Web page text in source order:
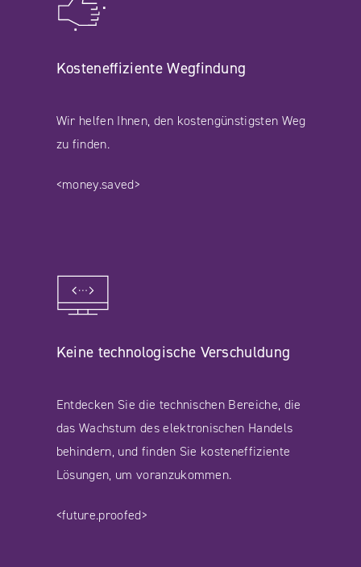
Kosteneffiziente Wegfindung
Wir helfen Ihnen, den kostengünstigsten Weg
zu finden.
<money.saved>
Keine technologische Verschuldung
Entdecken Sie die technischen Bereiche, die
das Wachstum des elektronischen Handels
behindern, und finden Sie kosteneffiziente
Lösungen, um voranzukommen.
<future.proofed>